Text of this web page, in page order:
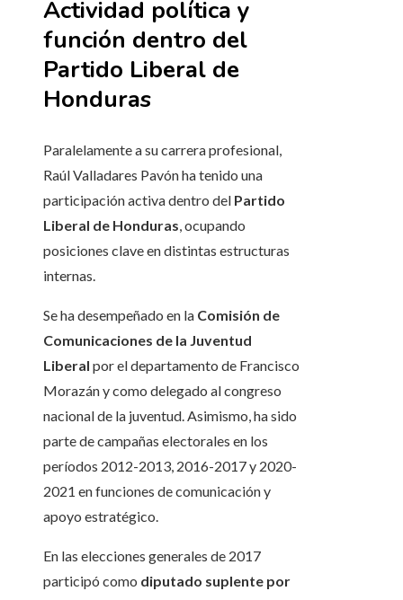
Actividad política y
función dentro del
Partido Liberal de
Honduras
Paralelamente a su carrera profesional,
Raúl Valladares Pavón ha tenido una
participación activa dentro del Partido
Liberal de Honduras, ocupando
posiciones clave en distintas estructuras
internas.
Se ha desempeñado en la Comisión de
Comunicaciones de la Juventud
Liberal por el departamento de Francisco
Morazán y como delegado al congreso
nacional de la juventud. Asimismo, ha sido
parte de campañas electorales en los
períodos 2012-2013, 2016-2017 y 2020-
2021 en funciones de comunicación y
apoyo estratégico.
En las elecciones generales de 2017
participó como diputado suplente por